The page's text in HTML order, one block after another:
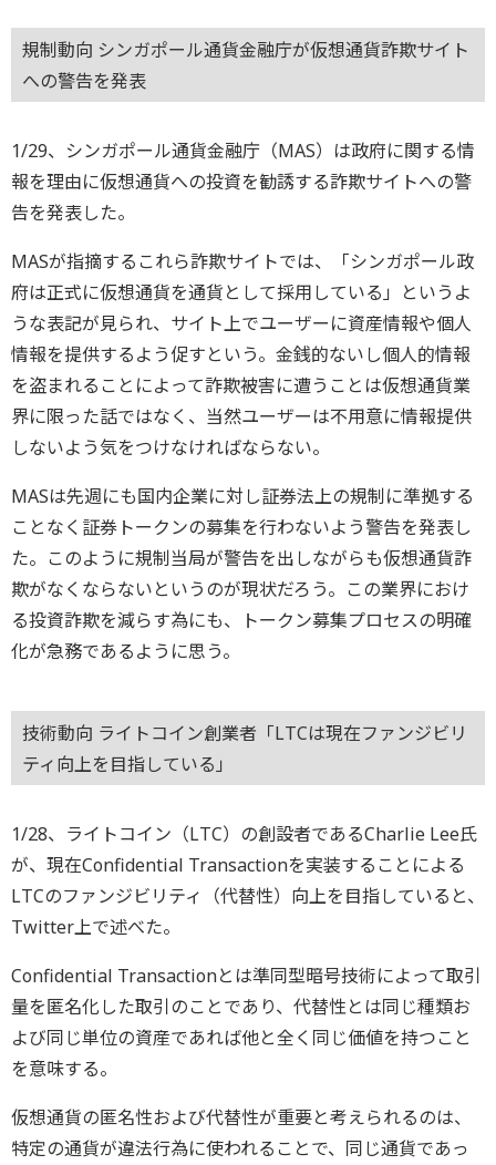
規制動向 シンガポール通貨金融庁が仮想通貨詐欺サイト
への警告を発表
1/29、シンガポール通貨金融庁（MAS）は政府に関する情
報を理由に仮想通貨への投資を勧誘する詐欺サイトへの警
告を発表した。
MASが指摘するこれら詐欺サイトでは、「シンガポール政
府は正式に仮想通貨を通貨として採用している」というよ
うな表記が見られ、サイト上でユーザーに資産情報や個人
情報を提供するよう促すという。金銭的ないし個人的情報
を盗まれることによって詐欺被害に遭うことは仮想通貨業
界に限った話ではなく、当然ユーザーは不用意に情報提供
しないよう気をつけなければならない。
MASは先週にも国内企業に対し証券法上の規制に準拠する
ことなく証券トークンの募集を行わないよう警告を発表し
た。このように規制当局が警告を出しながらも仮想通貨詐
欺がなくならないというのが現状だろう。この業界におけ
る投資詐欺を減らす為にも、トークン募集プロセスの明確
化が急務であるように思う。
技術動向 ライトコイン創業者「LTCは現在ファンジビリ
ティ向上を目指している」
1/28、ライトコイン（LTC）の創設者であるCharlie Lee氏
が、現在Confidential Transactionを実装することによる
LTCのファンジビリティ（代替性）向上を目指していると、
Twitter上で述べた。
Confidential Transactionとは準同型暗号技術によって取引
量を匿名化した取引のことであり、代替性とは同じ種類お
よび同じ単位の資産であれば他と全く同じ価値を持つこと
を意味する。
仮想通貨の匿名性および代替性が重要と考えられるのは、
特定の通貨が違法行為に使われることで、同じ通貨であっ